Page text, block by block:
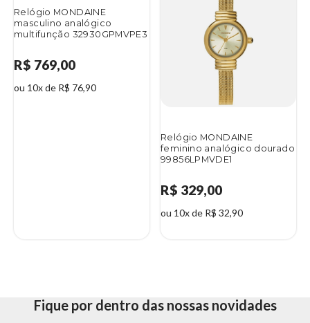
Relógio MONDAINE
masculino analógico
multifunção 32930GPMVPE3
R$ 769,00
ou 10x de R$ 76,90
Relógio MONDAINE
feminino analógico dourado
99856LPMVDE1
R$ 329,00
ou 10x de R$ 32,90
Fique por dentro das nossas novidades